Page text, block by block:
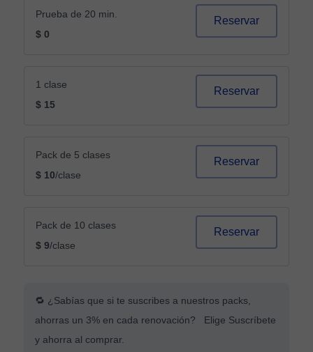
Prueba de 20 min.
$ 0
Reservar
1 clase
$ 15
Reservar
Pack de 5 clases
$ 10/clase
Reservar
Pack de 10 clases
$ 9/clase
Reservar
🔁 ¿Sabías que si te suscribes a nuestros packs,
ahorras un 3% en cada renovación? Elige Suscríbete
y ahorra al comprar.